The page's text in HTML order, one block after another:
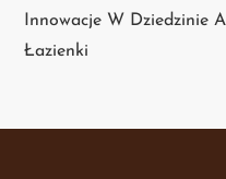
Innowacje W Dziedzinie
Łazienki